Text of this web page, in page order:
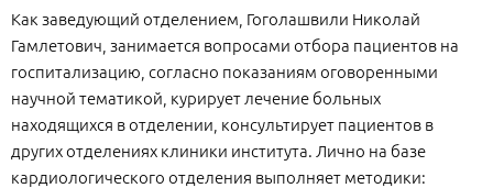
Как заведующий отделением, Гоголашвили Николай
Гамлетович, занимается вопросами отбора пациентов на
госпитализацию, согласно показаниям оговоренными
научной тематикой, курирует лечение больных
находящихся в отделении, консультирует пациентов в
других отделениях клиники института. Лично на базе
кардиологического отделения выполняет методики: